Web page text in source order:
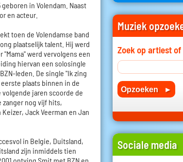
in Volendam. Naast
en acteur.
toen de Volendamse band
plaatselijk talent. Hij werd
werd vervolgens een
hiervan een solosingle
leden. De single "Ik zing
plaats binnen in de
jaren scoorde de
nog vijf hits,
Jack Veerman en Jan
in Belgie, Duitsland,
zijn inmiddels tien
Muziek
Zoek op artiest
Sociale media